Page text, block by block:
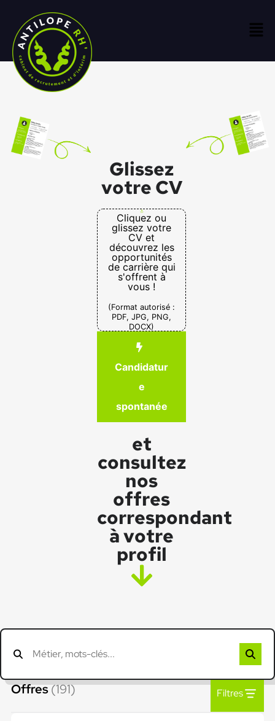
Glissez
votre CV
Cliquez ou
glissez votre
CV et
découvrez les
opportunités
de carrière qui
s'offrent à
vous !
(Format autorisé :
PDF, JPG, PNG,
DOCX)
Candidatur
e
spontanée
et
consultez
nos
offres
correspondant
à votre
profil
Offres(191) Filtres